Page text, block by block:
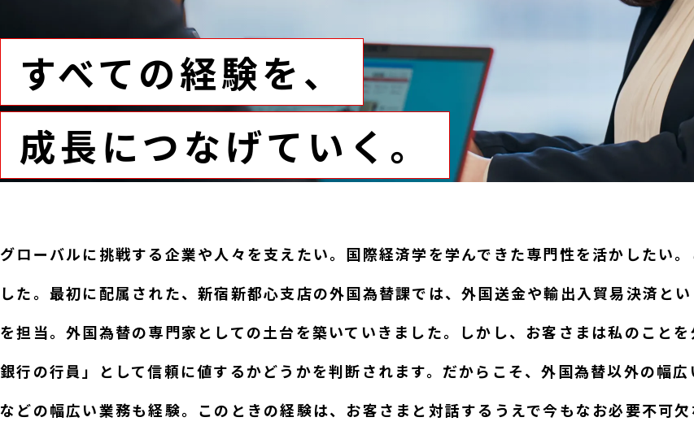
すべての経験を、
成長につなげていく。
グローバルに挑戦する企業や人々を支えたい。国際経済学を学んできた専門性を活かしたい
した。最初に配属された、新宿新都心支店の外国為替課では、外国送金や輸出入貿易決済と
を担当。外国為替の専門家としての土台を築いていきました。しかし、お客さまは私のこと
銀行の行員」として信頼に値するかどうかを判断されます。だからこそ、外国為替以外の幅
などの幅広い業務も経験。このときの経験は、お客さまと対話するうえで今もなお必要不可